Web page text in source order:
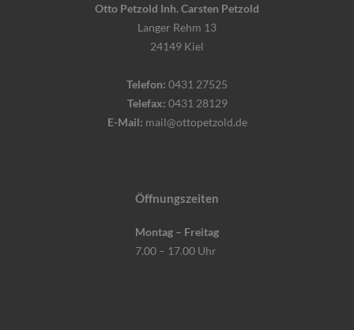
Otto Petzold Inh. Carsten Petzold
Langer Rehm 13
24149 Kiel
Telefon: 0431 27525
Telefax: 0431 28129
E-Mail: mail@ottopetzold.de
Öffnungszeiten
Montag – Freitag
7.00 – 17.00 Uhr